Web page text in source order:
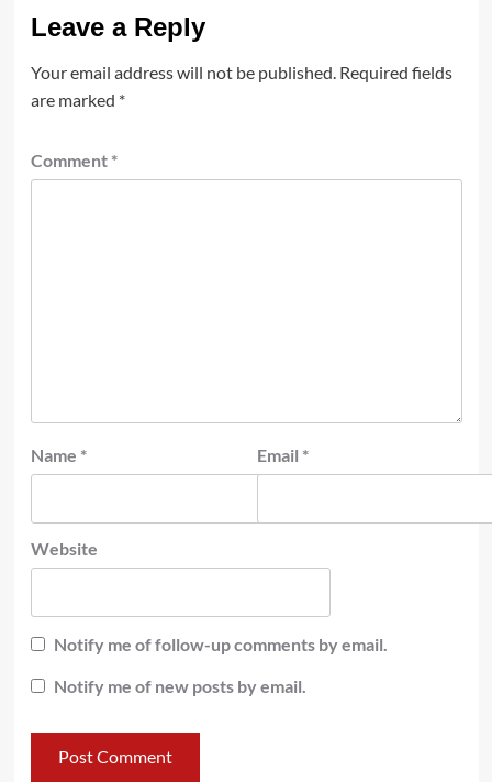
Leave a Reply
Your email address will not be published. Required fields
are marked *
Comment *
Name * Email *
Website
Notify me of follow-up comments by email.
Notify me of new posts by email.